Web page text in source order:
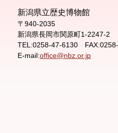
新潟県立歴史博物館
〒940-2035
新潟県長岡市関原町1-2247-2
TEL:0258-47-6130
E-mail:office@nbz.or.jp